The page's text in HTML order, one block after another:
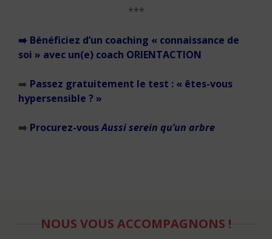
***
➡️ Bénéficiez d’un coaching « connaissance de
soi » avec un(e) coach ORIENTACTION
➡️ Passez gratuitement le test : « êtes-vous
hypersensible ? »
➡️ Procurez-vousAussi serein qu’un arbre
NOUS VOUS ACCOMPAGNONS !